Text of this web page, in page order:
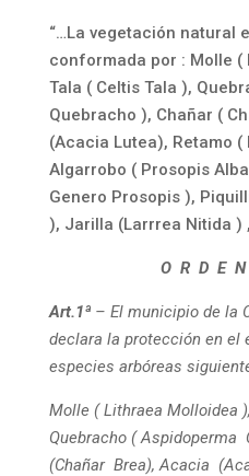
“…La vegetación natural
conformada por : Molle (
Tala ( Celtis Tala ),
Quebracho ), Chañar (
(Acacia Lutea), Retamo (
Algarrobo ( Prosopis
Genero Prosopis ),
), Jarilla (Larrrea Nitida )
O R D E
Art.1ª– El municipio de la
declara la protección en el
especies arbóreas
Molle ( Lithraea Molloidea ),
Quebracho( Aspidoperma
(Chañar Brea),Acacia